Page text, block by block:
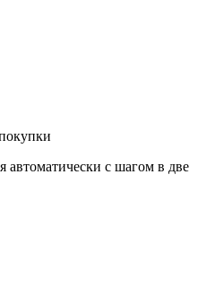
автоматически с шагом в две